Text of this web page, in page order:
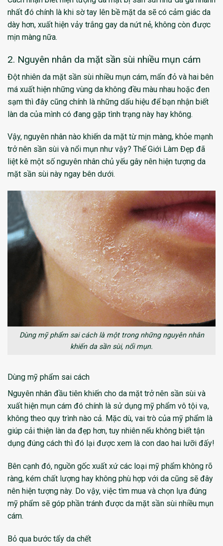
nhất đó chính là khi sờ tay lên bề mặt da sẽ có cảm giác da
dày hơn, xuất hiện vảy trắng gay da nứt nẻ, không còn được
mịn màng nữa.
2. Nguyên nhân da mặt sần sùi nhiều mụn cám
Đột nhiên da mặt sần sùi nhiều mụn cám, mẩn đỏ và hai bên
má xuất hiện những vùng da không đều màu nhau hoặc đen
sạm thì đây cũng chính là những dấu hiệu để bạn nhận biết
làn da của mình có đang gặp tình trạng này hay không.
Vậy, nguyên nhân nào khiến da mặt từ mịn màng, khỏe mạnh
trở nên sần sùi và nổi mụn như vậy? Thế Giới Làm Đẹp đã
liệt kê một số nguyên nhân chủ yếu gây nên hiện tượng da
mặt sần sùi này ngay bên dưới.
Dùng mỹ phẩm sai cách là một trong những nguyên nhân
khiến da sần sùi, nổi mụn.
Dùng mỹ phẩm sai cách
Nguyên nhân đầu tiên khiến cho da mặt trở nên sần sùi và
xuất hiện mụn cám đó chính là sử dụng mỹ phẩm vô tội vạ,
không theo quy trình nào cả. Mặc dù, vai trò của mỹ phẩm là
giúp cải thiện làn da đẹp hơn, tuy nhiên nếu không biết tận
dụng đúng cách thì đó lại được xem là con dao hai lưỡi đấy!
Bên cạnh đó, nguồn gốc xuất xứ các loại mỹ phẩm không rõ
ràng, kém chất lượng hay không phù hợp với da cũng sẽ đây
nên hiện tượng này. Do vậy, việc tìm mua và chọn lựa đúng
mỹ phẩm sẽ góp phần tránh được da mặt sần sùi nhiều mụn
cám.
Bỏ qua bước tẩy da chết